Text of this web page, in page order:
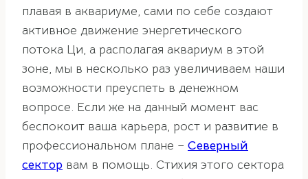
плавая в аквариуме, сами по себе создают
активное движение энергетического
потока Ци, а располагая аквариум в этой
зоне, мы в несколько раз увеличиваем наши
возможности преуспеть в денежном
вопросе. Если же на данный момент вас
беспокоит ваша карьера, рост и развитие в
профессиональном плане – Северный
сектор вам в помощь. Стихия этого сектора